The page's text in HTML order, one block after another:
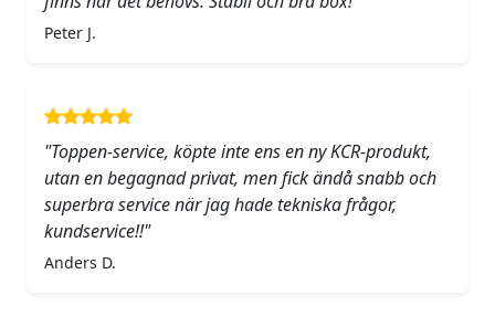
Peter J.
"Toppen-service, köpte inte ens en ny KCR-produkt,
utan en begagnad privat, men fick ändå snabb och
superbra service när jag hade tekniska frågor,
kundservice!!"
Anders D.